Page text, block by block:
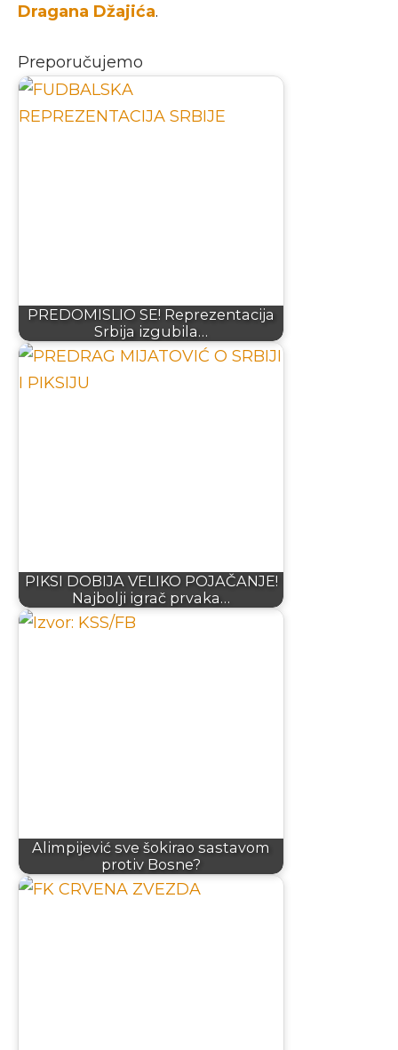
Dragana Džajića.
Preporučujemo
PREDOMISLIO SE! Reprezentacija
Srbija izgubila…
PIKSI DOBIJA VELIKO POJAČANJE!
Najbolji igrač prvaka…
Alimpijević sve šokirao sastavom
protiv Bosne?